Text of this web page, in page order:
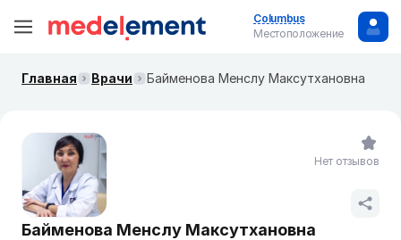
Columbus
Местоположение
Главная Врачи Байменова Менслу Максутхановна
Байменова Менслу Максутхановна
Нет отзывов